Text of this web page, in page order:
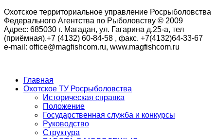
Охотское территориальное управление Росрыболовства
Федерального Агентства по Рыболовству © 2009
Адрес: 685030 г. Магадан, ул. Гагарина д.25-а, тел
(приёмная).+7 (4132) 60-84-58 , факс. +7(4132)64-33-67
e-mail: office@magfishcom.ru, www.magfishcom.ru
Главная
Охотское ТУ Росрыболовства
Историческая справка
Положение
Государственная служба и конкурсы
Руководство
Структура